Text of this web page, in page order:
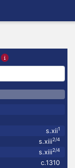
s.xii1
s.xiii2/4
s.xiii2/4
c.1310